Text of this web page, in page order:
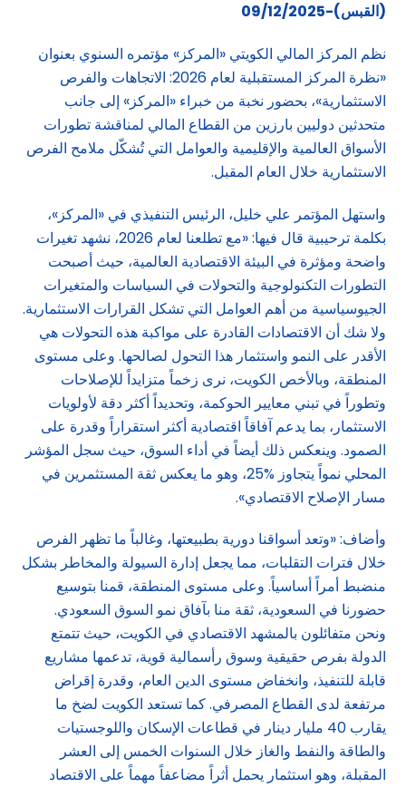
(القبس)-09/12/2025
نظم المركز المالي الكويتي «المركز» مؤتمره السنوي بعنوان
«نظرة المركز المستقبلية لعام 2026: الاتجاهات والفرص
الاستثمارية»، بحضور نخبة من خبراء «المركز» إلى جانب
متحدثين دوليين بارزين من القطاع المالي لمناقشة تطورات
الأسواق العالمية والإقليمية والعوامل التي تُشكّل ملامح الفرص
الاستثمارية خلال العام المقبل.
واستهل المؤتمر علي خليل، الرئيس التنفيذي في «المركز»،
بكلمة ترحيبية قال فيها: «مع تطلعنا لعام 2026، نشهد تغيرات
واضحة ومؤثرة في البيئة الاقتصادية العالمية، حيث أصبحت
التطورات التكنولوجية والتحولات في السياسات والمتغيرات
الجيوسياسية من أهم العوامل التي تشكل القرارات الاستثمارية.
ولا شك أن الاقتصادات القادرة على مواكبة هذه التحولات هي
الأقدر على النمو واستثمار هذا التحول لصالحها. وعلى مستوى
المنطقة، وبالأخص الكويت، نرى زخماً متزايداً للإصلاحات
وتطوراً في تبني معايير الحوكمة، وتحديداً أكثر دقة لأولويات
الاستثمار، بما يدعم آفاقاً اقتصادية أكثر استقراراً وقدرة على
الصمود. وينعكس ذلك أيضاً في أداء السوق، حيث سجل المؤشر
المحلي نمواً يتجاوز %25، وهو ما يعكس ثقة المستثمرين في
مسار الإصلاح الاقتصادي».
وأضاف: «وتعد أسواقنا دورية بطبيعتها، وغالباً ما تظهر الفرص
خلال فترات التقلبات، مما يجعل إدارة السيولة والمخاطر بشكل
منضبط أمراً أساسياً. وعلى مستوى المنطقة، قمنا بتوسيع
حضورنا في السعودية، ثقة منا بآفاق نمو السوق السعودي.
ونحن متفائلون بالمشهد الاقتصادي في الكويت، حيث تتمتع
الدولة بفرص حقيقية وسوق رأسمالية قوية، تدعمها مشاريع
قابلة للتنفيذ، وانخفاض مستوى الدين العام، وقدرة إقراض
مرتفعة لدى القطاع المصرفي. كما تستعد الكويت لضخ ما
يقارب 40 مليار دينار في قطاعات الإسكان واللوجستيات
والطاقة والنفط والغاز خلال السنوات الخمس إلى العشر
المقبلة، وهو استثمار يحمل أثراً مضاعفاً مهماً على الاقتصاد